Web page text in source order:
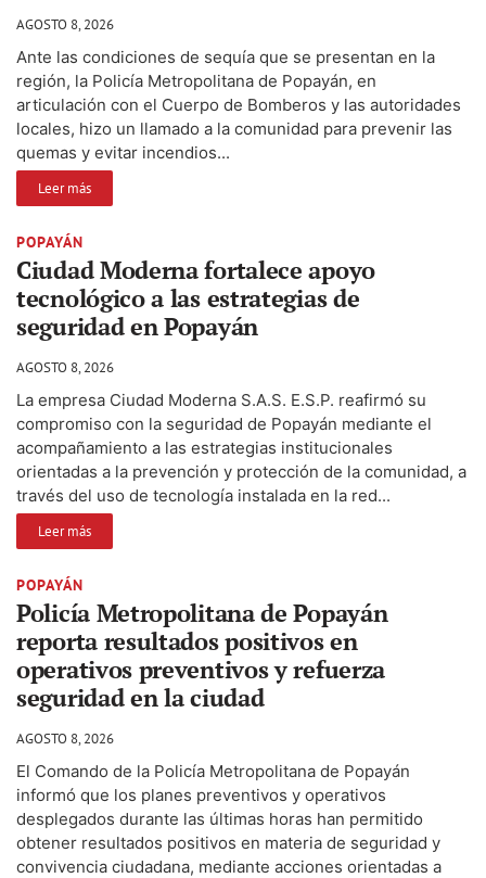
AGOSTO 8, 2026
Ante las condiciones de sequía que se presentan en la
región, la Policía Metropolitana de Popayán, en
articulación con el Cuerpo de Bomberos y las autoridades
locales, hizo un llamado a la comunidad para prevenir las
quemas y evitar incendios...
Leer más
POPAYÁN
Ciudad Moderna fortalece apoyo
tecnológico a las estrategias de
seguridad en Popayán
AGOSTO 8, 2026
La empresa Ciudad Moderna S.A.S. E.S.P. reafirmó su
compromiso con la seguridad de Popayán mediante el
acompañamiento a las estrategias institucionales
orientadas a la prevención y protección de la comunidad, a
través del uso de tecnología instalada en la red...
Leer más
POPAYÁN
Policía Metropolitana de Popayán
reporta resultados positivos en
operativos preventivos y refuerza
seguridad en la ciudad
AGOSTO 8, 2026
El Comando de la Policía Metropolitana de Popayán
informó que los planes preventivos y operativos
desplegados durante las últimas horas han permitido
obtener resultados positivos en materia de seguridad y
convivencia ciudadana, mediante acciones orientadas a